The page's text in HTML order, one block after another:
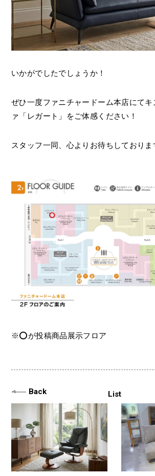
いかがでしたでしょうか！
ぜひ一度ファニチャードーム本店にて
ァ「レガート」をご体感ください！
スタッフ一同、心よりお待ちしておりま
※⭕️が投稿商品展示フロア
Back List